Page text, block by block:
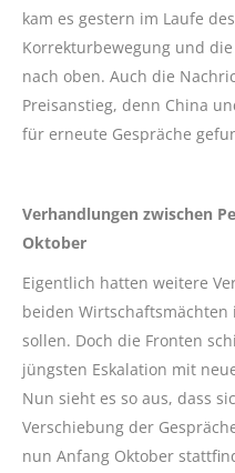
kam es gestern im Laufe
Korrekturbewegung und
nach oben. Auch die
Preisanstieg, denn China
für erneute Gespräche
Verhandlungen zwischen
Oktober
Eigentlich hatten weitere
beiden
sollen. Doch die Fronten
jüngsten Eskalation mit
Nun sieht es so aus, dass
Verschiebung der
nun Anfang Oktober